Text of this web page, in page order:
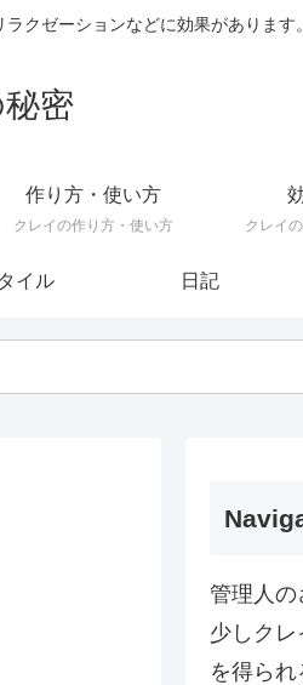
クゼーションなどに効果があります。
密
作り方・使い方
クレイの作り方・使い方
クレイ
イル 日記
管理人の
少しクレ
を得ら